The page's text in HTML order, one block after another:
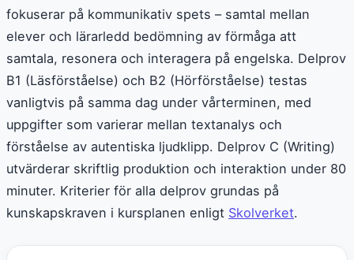
fokuserar på kommunikativ spets – samtal mellan
elever och lärarledd bedömning av förmåga att
samtala, resonera och interagera på engelska. Delprov
B1 (Läsförståelse) och B2 (Hörförståelse) testas
vanligtvis på samma dag under vårterminen, med
uppgifter som varierar mellan textanalys och
förståelse av autentiska ljudklipp. Delprov C (Writing)
utvärderar skriftlig produktion och interaktion under 80
minuter. Kriterier för alla delprov grundas på
kunskapskraven i kursplanen enligt Skolverket.